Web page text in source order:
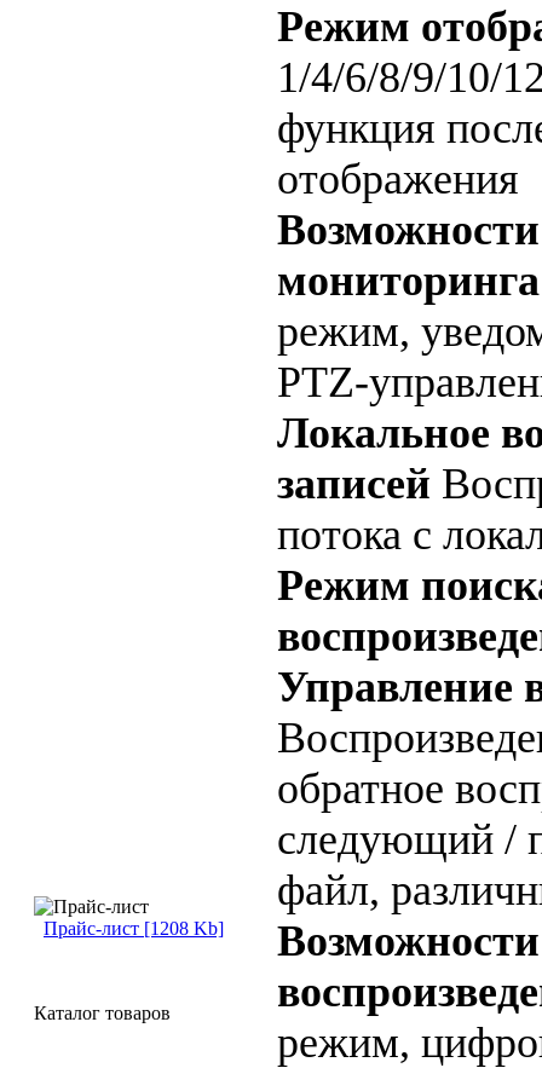
Прайс-лист [1208 Kb]
Каталог товаров
Режим
1/4/6/8/9/10/
функция
отображения
мониторинга
режим,
PTZ-
Локальное
записей
потока с
Режим
Управление
обратное
следующий /
файл,
режим,